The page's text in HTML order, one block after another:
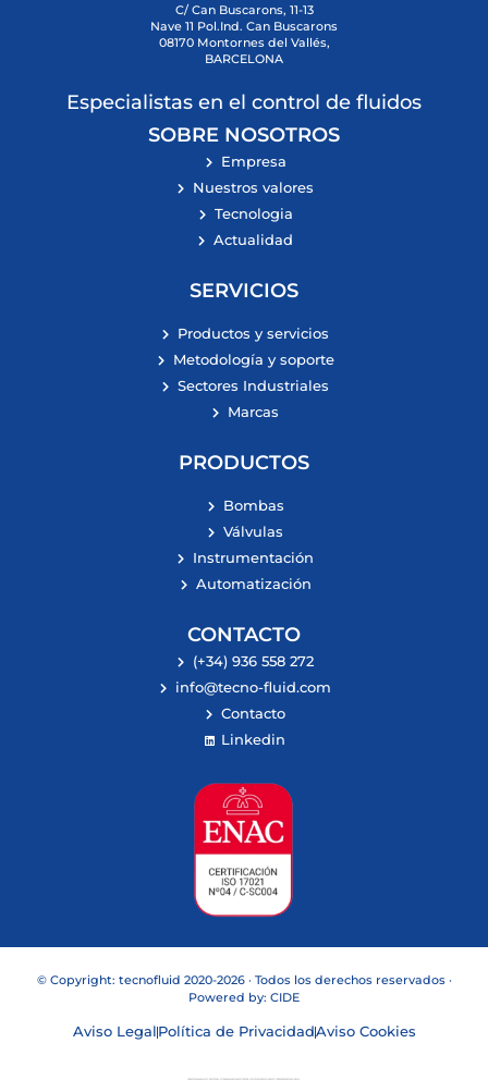
C/ Can Buscarons, 11-13
Nave 11 Pol.Ind. Can Buscarons
08170 Montornes del Vallés,
BARCELONA
Especialistas en el control de fluidos
SOBRE NOSOTROS
Empresa
Nuestros valores
Tecnologia
Actualidad
SERVICIOS
Productos y servicios
Metodología y soporte
Sectores Industriales
Marcas
PRODUCTOS
Bombas
Válvulas
Instrumentación
Automatización
CONTACTO
(+34) 936 558 272
info@tecno-fluid.com
Contacto
Linkedin
© Copyright: tecnofluid 2020-2026 · Todos los derechos reservados ·
Powered by: CIDE
Aviso LegalPolítica de PrivacidadAviso Cookies